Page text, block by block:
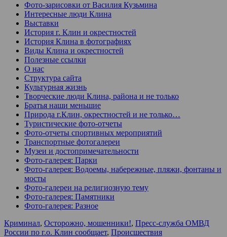
Фото-зарисовки от Василия Кузьмина
Интересные люди Клина
Выставки
История г. Клин и окрестностей
История Клина в фотографиях
Виды Клина и окрестностей
Полезные ссылки
О нас
Структура сайта
Культурная жизнь
Творческие люди Клина, района и не только
Братья наши меньшие
Природа г.Клин, окрестностей и не только…
Туристические фото-отчеты
Фото-отчеты спортивных мероприятий
Транспортные фотогалереи
Музеи и достопримечательности
Фото-галерея: Парки
Фото-галерея: Водоемы, набережные, пляжи, фонтаны и
мосты
Фото-галереи на религиозную тему
Фото-галерея: Памятники
Фото-галерея: Разное
Криминал, Осторожно, мошенники!, Пресс-служба ОМВД
России по г.о. Клин сообщает, Происшествия